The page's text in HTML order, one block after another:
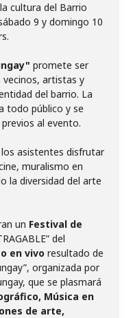
cultura del Barrio
9 y domingo 10
promete ser
artistas y
del barrio. La
todo público y se
al evento.
asistentes disfrutar
muralismo en
la diversidad del arte
un Festival de
del
en vivo resultado de
organizada por
que se plasmará
Música en
de arte,